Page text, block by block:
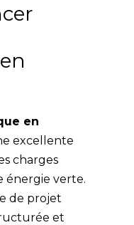
en
excellente
charges
énergie verte.
de projet
et